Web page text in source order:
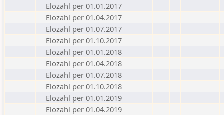
Elozahl per 01.01.2017
Elozahl per 01.04.2017
Elozahl per 01.07.2017
Elozahl per 01.10.2017
Elozahl per 01.01.2018
Elozahl per 01.04.2018
Elozahl per 01.07.2018
Elozahl per 01.10.2018
Elozahl per 01.01.2019
Elozahl per 01.04.2019